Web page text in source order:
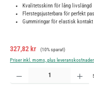
Kvalitetsskinn för lång livslängd
Flerstegsjusterbara för perfekt
Gummiringar för elastisk kontakt
Försäljningspris:
327,82 kr Ordinarie pris:
(10% sparat)
Priser inkl. moms, plus leveranskostnader
Produktkvantitet: Ange önskat belopp